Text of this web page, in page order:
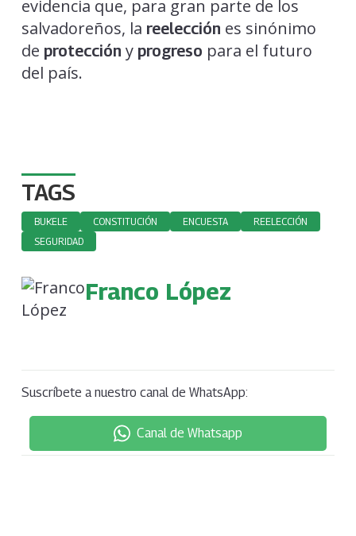
evidencia que, para gran parte de los
salvadoreños, la reelección es sinónimo
de protección y progreso para el futuro
del país.
TAGS
BUKELE CONSTITUCIÓN ENCUESTA
REELECCIÓN
SEGURIDAD
Franco López
Suscríbete a nuestro canal de WhatsApp:
Canal de Whatsapp